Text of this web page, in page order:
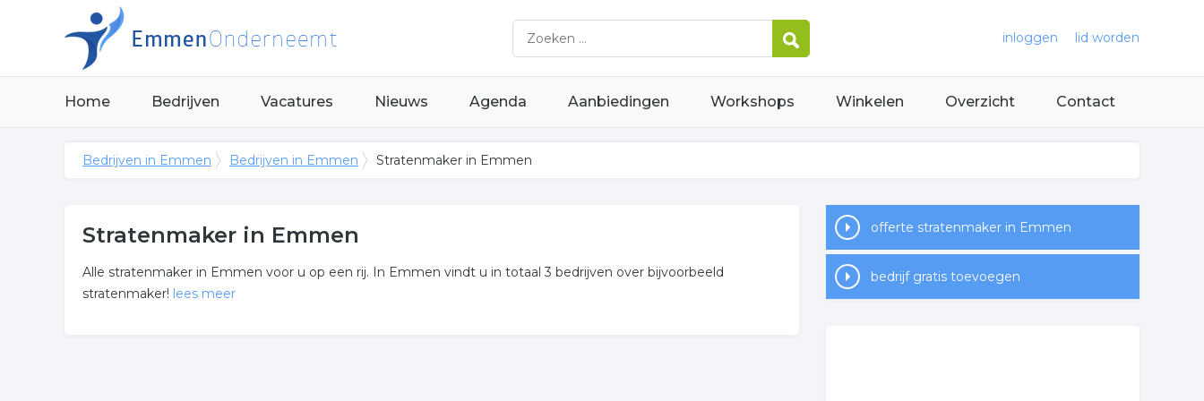
inloggen lid worden
Home Bedrijven Vacatures Nieuws Agenda Aanbiedingen Workshops Winkelen Overzicht Contact
Bedrijven in Emmen Bedrijven in Emmen Stratenmaker in Emmen
Stratenmaker in Emmen
Alle stratenmaker in Emmen voor u op een rij. In Emmen vindt u in totaal 3 bedrijven over bijvoorbeeld
stratenmaker! lees meer
offerte stratenmaker in Emmen
bedrijf gratis toevoegen